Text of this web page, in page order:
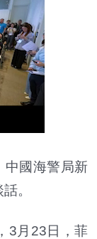
國海警局新
。
3月23日，菲